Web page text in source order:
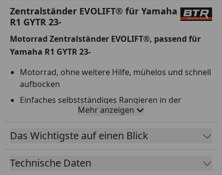
Zentralständer EVOLIFT® für Yamaha
R1 GYTR 23-
Motorrad Zentralständer EVOLIFT®, passend für
Yamaha R1 GYTR 23-
Motorrad, ohne weitere Hilfe, mühelos und schnell
aufbocken
Einfaches selbstständiges Rangieren in der
Boxengasse, Garage oder Werkstatt
Zentralständer ist in 7 Stufen höhenverstellbar;
Mehr anzeigen
Das Wichtigste auf einen Blick
Technische Daten